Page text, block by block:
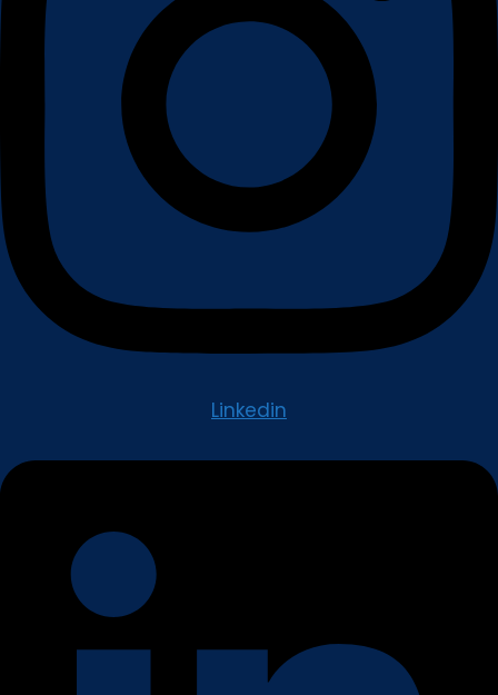
Linkedin